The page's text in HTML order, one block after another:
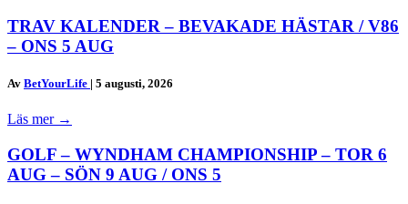
TRAV KALENDER – BEVAKADE HÄSTAR / V86
– ONS 5 AUG
Av BetYourLife | 5 augusti, 2026
Läs mer →
GOLF – WYNDHAM CHAMPIONSHIP – TOR 6
AUG – SÖN 9 AUG / ONS 5